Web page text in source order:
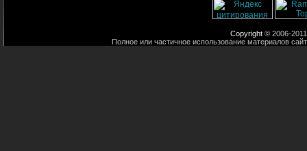
Copyright © 2006-
Полное или частичное использование материалов